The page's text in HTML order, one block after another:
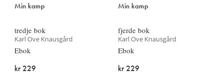
Min kamp
tredje bok
Karl Ove Knausgård
Ebok
kr 229
Min kamp
fjerde bok
Karl Ove Knausgård
Ebok
kr 229